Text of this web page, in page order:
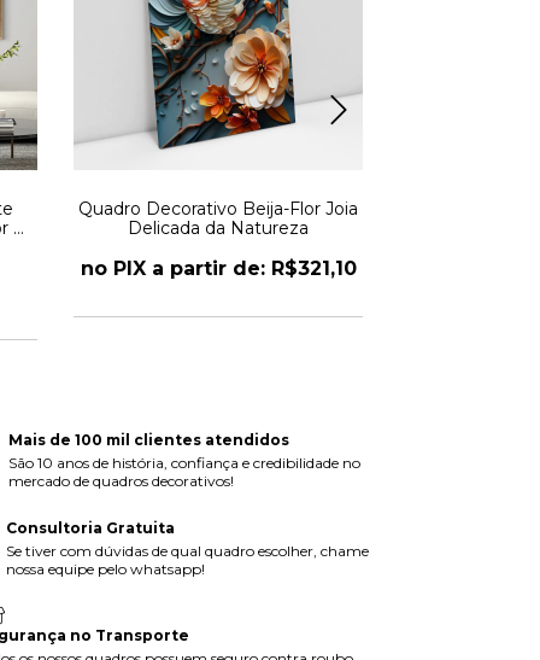
e
Quadro Decorativo Beija-Flor Joia
Delicada da Natureza
no PIX a partir de: R$321,10
Mais de 100 mil clientes atendidos
São 10 anos de história, confiança e credibilidade no
mercado de quadros decorativos!
Consultoria Gratuita
Se tiver com dúvidas de qual quadro escolher, chame
nossa equipe pelo whatsapp!
no Transporte